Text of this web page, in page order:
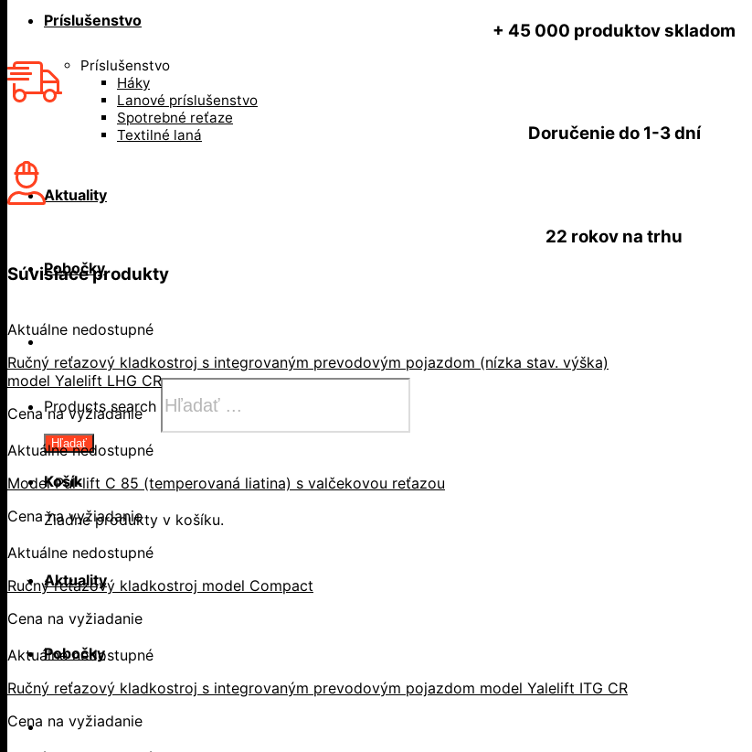
Príslušenstvo
Príslušenstvo
Háky
Lanové príslušenstvo
Spotrebné reťaze
Textilné laná
Aktuality
Pobočky
Products search
Hľadať
Košík
Žiadne produkty v košíku.
Aktuality
Pobočky
+ 45 000 produktov skladom
Doručenie do1-3 dní
22 rokov na trhu
Súvisiace produkty
Aktuálne nedostupné
Ručný reťazový kladkostroj s integrovaným prevodovým pojazdom (nízka stav. výška)
model Yalelift LHG CR
Cena na vyžiadanie
Aktuálne nedostupné
Model Pul-lift C 85 (temperovaná liatina) s valčekovou reťazou
Cena na vyžiadanie
Aktuálne nedostupné
Ručný reťazový kladkostroj model Compact
Cena na vyžiadanie
Aktuálne nedostupné
Ručný reťazový kladkostroj s integrovaným prevodovým pojazdom model Yalelift ITG CR
Cena na vyžiadanie